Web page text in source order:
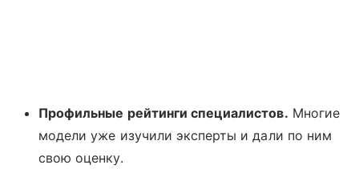
Профильные рейтинги специалистов. Многие
модели уже изучили эксперты и дали по ним
свою оценку.